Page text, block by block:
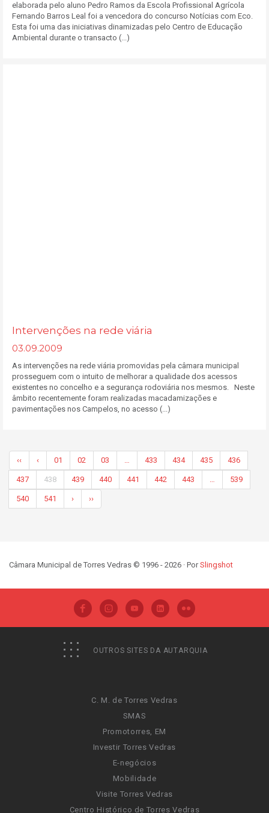
elaborada pelo aluno Pedro Ramos da Escola Profissional Agrícola
Fernando Barros Leal foi a vencedora do concurso Notícias com Eco.
Esta foi uma das iniciativas dinamizadas pelo Centro de Educação
Ambiental durante o transacto (...)
Intervenções na rede viária
03.09.2009
As intervenções na rede viária promovidas pela câmara municipal
prosseguem com o intuito de melhorar a qualidade dos acessos
existentes no concelho e a segurança rodoviária nos mesmos. Neste
âmbito recentemente foram realizadas macadamizações e
pavimentações nos Campelos, no acesso (...)
‹‹ ‹ 01 02 03 … 433 434 435 436
437 438 439 440 441 442 443 … 539
540 541 › ››
Câmara Municipal de Torres Vedras © 1996 - 2026 · PorSlingshot
OUTROS SITES DA AUTARQUIA
C. M. de Torres Vedras
SMAS
Promotorres, EM
Investir Torres Vedras
E-negócios
Mobilidade
Visite Torres Vedras
Centro Histórico de Torres Vedras